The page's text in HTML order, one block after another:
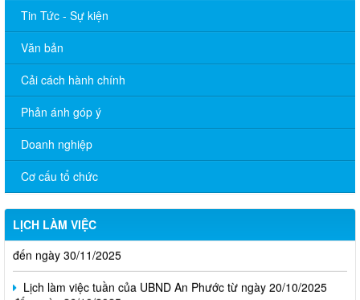
Tin Tức - Sự kiện
Văn bản
Cải cách hành chính
Phản ánh góp ý
Doanh nghiệp
Cơ cấu tổ chức
LỊCH LÀM VIỆC
Lịch làm việc tuần của UBND An Phước từ ngày 01/12/2025
đến ngày 7/12/2025
Lịch làm việc tuần của UBND An Phước từ ngày 24/11/2025
đến ngày 30/11/2025
Lịch làm việc tuần của UBND An Phước từ ngày 20/10/2025
đến ngày 26/10/2025